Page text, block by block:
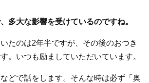
多大な影響を受けているのですね。
たのは2年半ですが、その後のおつき
。いつも励ましていただいています。
どで話をします。そんな時は必ず「奥